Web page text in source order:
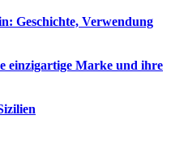
Geschichte, Verwendung
einzigartige Marke und ihre